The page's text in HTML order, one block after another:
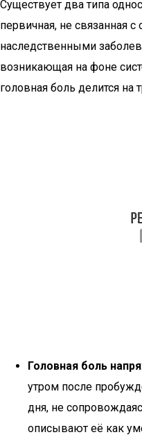
Существует два типа
первичная, не связанная с
наследственными
возникающая на фоне
головная боль делится на
Головная боль
утром после
дня, не
описывают её как